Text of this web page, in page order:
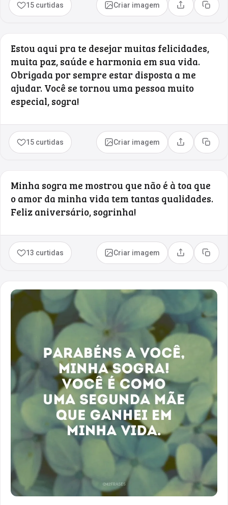
15 curtidas Criar imagem Compartilhar
Copiar
Estou aqui pra te desejar muitas felicidades,
muita paz, saúde e harmonia em sua vida.
Obrigada por sempre estar disposta a me
ajudar. Você se tornou uma pessoa muito
especial, sogra!
15 curtidas Criar imagem Compartilhar
Copiar
Minha sogra me mostrou que não é à toa que
o amor da minha vida tem tantas qualidades.
Feliz aniversário, sogrinha!
13 curtidas Criar imagem Compartilhar
Copiar